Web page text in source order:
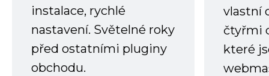
instalace, rychlé
nastavení. Světelné roky
před ostatními pluginy
obchodu.
vlastní
čtyřmi
které